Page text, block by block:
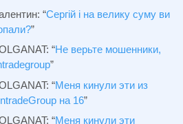
: “Сергій і на велику суму ви
”
: “Не верьте мошенники,
”
: “Меня кинули эти из
на 16”
: “Меня кинули эти